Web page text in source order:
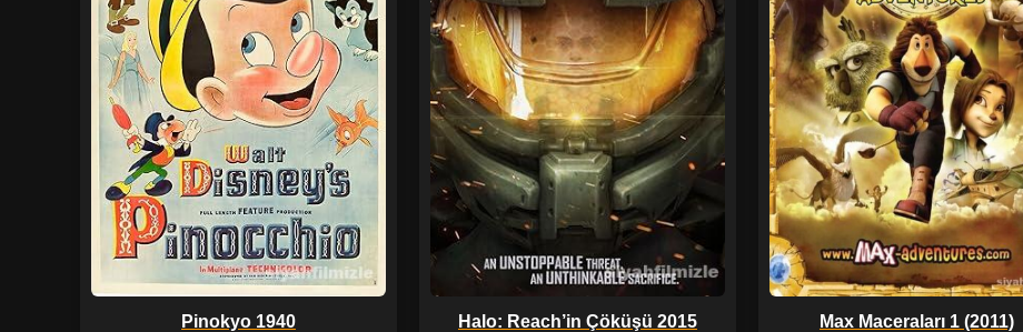
Pinokyo 1940 Halo: Reach’in Çöküşü 2015 Max Maceraları 1 (2011)